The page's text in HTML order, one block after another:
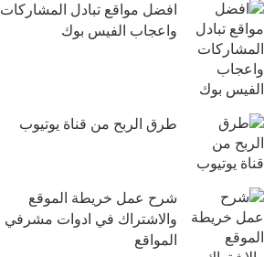
افضل مواقع تبادل المشاركات
واعجاب الفيس بوك
طرق الربح من قناة يوتيوب
شرح عمل خريطة الموقع
والاشتراك في ادوات مشرفي
المواقع